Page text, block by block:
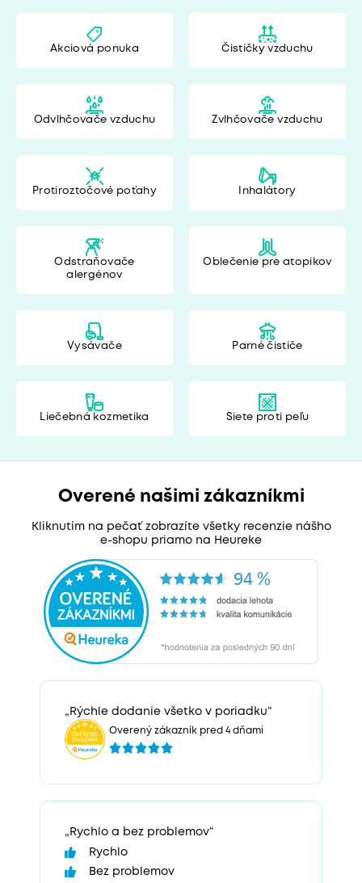
Akciová ponuka Čističky vzduchu
Odvlhčovače vzduchu Zvlhčovače vzduchu
Protiroztočové poťahy Inhalátory
Odstraňovače
alergénov
Oblečenie pre atopikov
Vysávače Parné čističe
Liečebná kozmetika Siete proti peľu
Overené našimi zákazníkmi
Kliknutím na pečať zobrazíte všetky recenzie nášho
e-shopu priamo na Heureke
„Rýchle dodanie všetko v poriadku“
Overený zákazník pred 4 dňami
„Rychlo a bez problemov“
Rychlo
Bez problemov